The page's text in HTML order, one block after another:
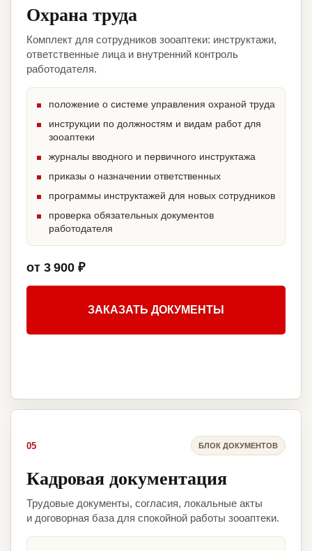
Охрана труда
Комплект для сотрудников зооаптеки: инструктажи,
ответственные лица и внутренний контроль
работодателя.
положение о системе управления охраной труда
инструкции по должностям и видам работ для
зооаптеки
журналы вводного и первичного инструктажа
приказы о назначении ответственных
программы инструктажей для новых сотрудников
проверка обязательных документов
работодателя
от 3 900 ₽
ЗАКАЗАТЬ ДОКУМЕНТЫ
05 БЛОК ДОКУМЕНТОВ
Кадровая документация
Трудовые документы, согласия, локальные акты
и договорная база для спокойной работы зооаптеки.